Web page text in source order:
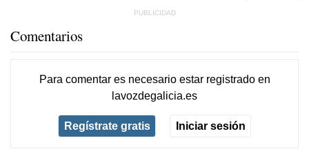
Comentarios
Para comentar es necesario estar registradoen
lavozdegalicia.es
Regístrate gratis Iniciar sesión